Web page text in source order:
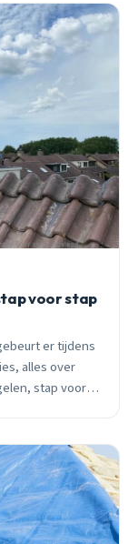
voor stap
er tijdens
alles over
stap voor